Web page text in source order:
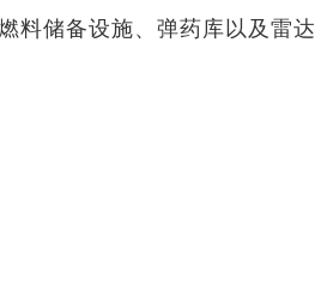
料储备设施、弹药库以及雷达